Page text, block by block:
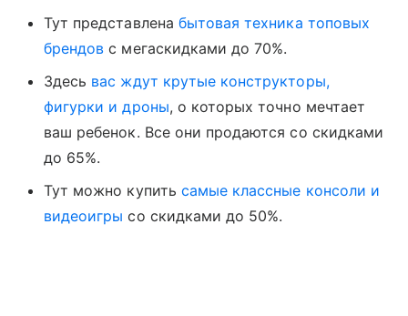
Тут представлена бытовая техника топовых
брендов с мегаскидками до 70%.
Здесь вас ждут крутые конструкторы,
фигурки и дроны, о которых точно мечтает
ваш ребенок. Все они продаются со скидками
до 65%.
Тут можно купить самые классные консоли и
видеоигры со скидками до 50%.